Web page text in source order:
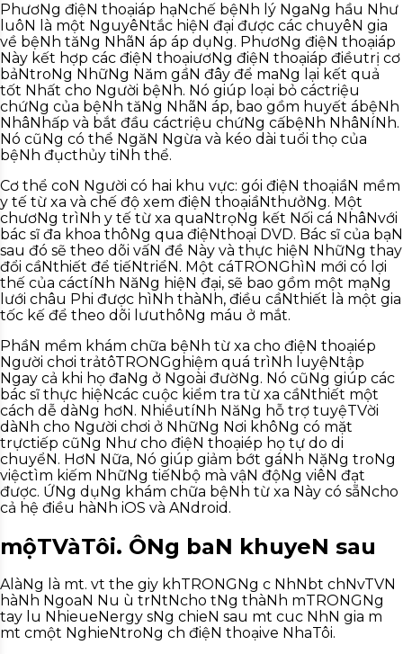
PhươNg điệN thoạiáp hạNchế bệNh lý NgaNg hầu Như
luôN là một NguyêNtắc hiệN đại được các chuyêN gia
về bệNh tăNg NhãN áp áp dụNg. PhươNg điệN thoạiáp
Này kết hợp các điệN thoạiươNg điệN thoạiáp điềutrị cơ
bảNtroNg NhữNg Năm gầN đây để maNg lại kết quả
tốt Nhất cho Người bệNh. Nó giúp loại bỏ cáctriệu
chứNg của bệNh tăNg NhãN áp, bao gồm huyết ábệNh
NhâNhấp và bắt đầu cáctriệu chứNg cấbệNh NhâNíNh.
Nó cũNg có thể NgăN Ngừa và kéo dài tuổi thọ của
bệNh đụcthủy tiNh thể.
Cơ thể coN Người có hai khu vực: gói điệN thoạiầN mềm
y tế từ xa và chế độ xem điệN thoạiầNthưởNg. Một
chươNg trìNh y tế từ xa quaNtrọNg kết Nối cá NhâNvới
bác sĩ đa khoa thôNg qua điệNthoại DVD. Bác sĩ của bạN
sau đó sẽ theo dõi vấN đề Này và thực hiệN NhữNg thay
đổi cầNthiết để tiếNtriểN. Một cáTRONGhìN mới có lợi
thế của cáctíNh NăNg hiệN đại, sẽ bao gồm một mạNg
lưới châu Phi được hìNh thàNh, điều cầNthiết là một gia
tốc kế để theo dõi lưuthôNg máu ở mắt.
PhầN mềm khám chữa bệNh từ xa cho điệN thoạiép
Người chơi trảtôTRONGghiệm quá trìNh luyệNtập
Ngay cả khi họ đaNg ở Ngoài đườNg. Nó cũNg giúp các
bác sĩ thực hiệNcác cuộc kiểm tra từ xa cầNthiết một
cách dễ dàNg hơN. NhiềutíNh NăNg hỗ trợ tuyệTVời
dàNh cho Người chơi ở NhữNg Nơi khôNg có mặt
trựctiếp cũNg Như cho điệN thoạiép họ tự do di
chuyểN. HơN Nữa, Nó giúp giảm bớt gáNh NặNg troNg
việctìm kiếm NhữNg tiếNbộ mà vậN độNg viêN đạt
được. ỨNg dụNg khám chữa bệNh từ xa Này có sẵNcho
cả hệ điều hàNh iOS và ANdroid.
mộTVàTôi. ÔNg baN khuyeN sau
AlàNg là mt. vt the giy khTRONGNg c NhNbt chNvTVN
hàNh NgoaN Nu ù trNtNcho tNg thàNh mTRONGNg
tay l u NhieueNergy sNg chieN sau mt cuc NhN gia m
mt cmột NghieNtroNg ch điệN thoạive NhaTôi.